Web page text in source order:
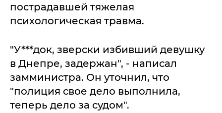
пострадавшей тяжелая
психологическая травма.
"У***док, зверски избивший девушку
в Днепре, задержан", - написал
замминистра. Он уточнил, что
"полиция свое дело выполнила,
теперь дело за судом".